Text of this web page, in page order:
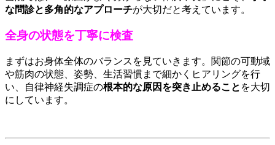
な問診と多角的なアプローチが大切だと考えています。
全身の状態を丁寧に検査
まずはお身体全体のバランスを見ていきます。関節の可動域
や筋肉の状態、姿勢、生活習慣まで細かくヒアリングを行
い、自律神経失調症の根本的な原因を突き止めること を大切
にしています。